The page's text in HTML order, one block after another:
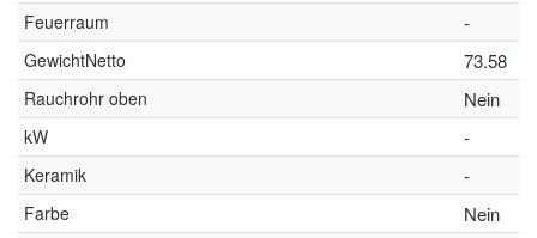
Feuerraum -
GewichtNetto 73.58
Rauchrohr oben Nein
kW -
Keramik -
Farbe Nein